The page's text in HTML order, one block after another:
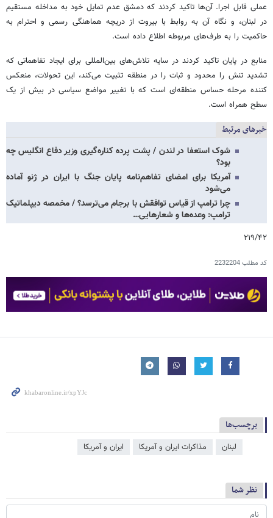
عملی قابل اجرا. آن‌ها تاکید کردند که دمشق عدم تمایل خود به مداخله مستقیم
در لبنان، و نگاه آن به روابط با بیروت از دریچه هماهنگی رسمی و احترام به
حاکمیت را به طرف‌های مربوطه اطلاع داده است.
منابع در پایان تاکید کردند در سایه تلاش‌های بین‌المللی برای ایجاد تفاهماتی که
تشدید تنش را محدود و ثبات را در منطقه تثبیت می‌کند، این تحولات، منعکس
کننده مرحله حساس منطقه‌ای است که با تغییر مواضع سیاسی در بیش از یک
سطح همراه است.
خبرهای مرتبط
شوک استعفا در لندن / پشت پرده کناره‌گیری وزیر دفاع انگلیس چه
بود؟
آمریکا برای امضای تفاهم‌نامه پایان جنگ با ایران در ژنو آماده
می‌شود
چرا ترامپ از قیاس توافقش با برجام می‌ترسد؟ / مخمصه دیپلماتیک
ترامپ: وعده‌ها و شعارهایی…
۲۱۹/۴۲
کد مطلب2232204
برچسب‌ها
لبنان مذاکرات ایران و آمریکا ایران و آمریکا
نظر شما